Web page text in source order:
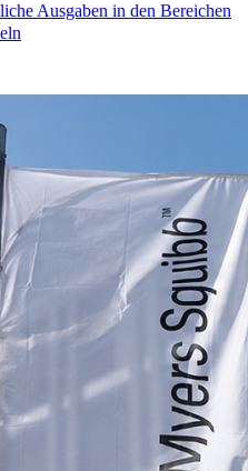
Ausgaben in den Bereichen